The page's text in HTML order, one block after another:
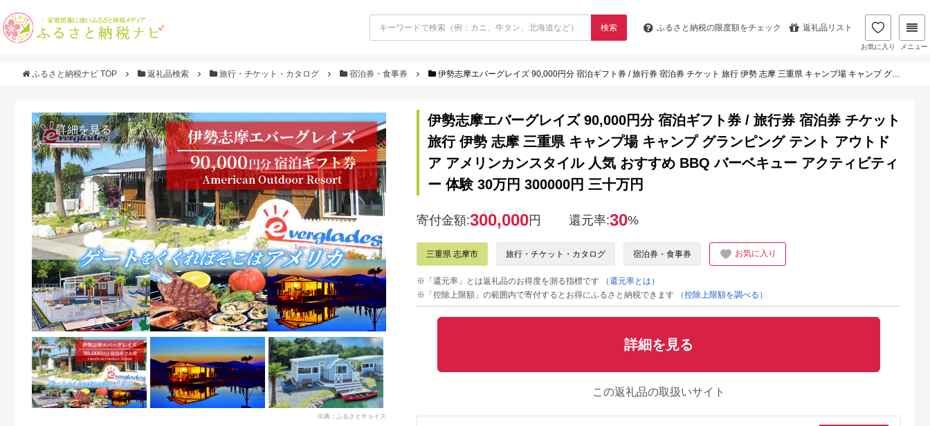
検索 ふるさと納税の限度額をチェック 返礼品リスト
お気に入り メニュー
ふるさと納税ナビ TOP 返礼品検索 旅行・チケット・カタログ 宿泊券・食事券 伊勢志摩エバーグレイズ 90,000円分 宿泊ギフト券 / 旅行券 宿泊券 チケット 旅行 伊勢 志摩 三重県 キャンプ場 キャンプ グランピング テント アウトドア アメリンカンスタイル 人気 おすすめ BBQ バーベキュー アクティビティー 体験 30万円 300000円 三十万円
詳細を見る
出典：ふるさとチョイス
伊勢志摩エバーグレイズ 90,000円分 宿泊ギフト券 / 旅行券 宿泊券 チケット
旅行 伊勢 志摩 三重県 キャンプ場 キャンプ グランピング テント アウトド
ア アメリンカンスタイル 人気 おすすめ BBQ バーベキュー アクティビティ
ー 体験 30万円 300000円 三十万円
寄付金額:300,000円 還元率:30%
三重県 志摩市 旅行・チケット・カタログ 宿泊券・食事券 お気に入り
※「還元率」とは返礼品のお得度を測る指標です
（還元率とは）
※「控除上限額」の範囲内で寄付するとお得にふるさと納税できます
（控除上限額を調べる）
詳細を見る
この返礼品の取扱いサイト